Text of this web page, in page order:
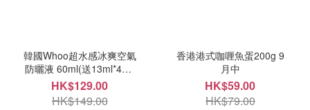
韓國Whoo超水感冰爽空氣
防曬液 60ml(送13ml*4支)
10月頭
HK$129.00
HK$149.00
香港港式咖喱魚蛋200g 9
月中
HK$59.00
HK$79.00